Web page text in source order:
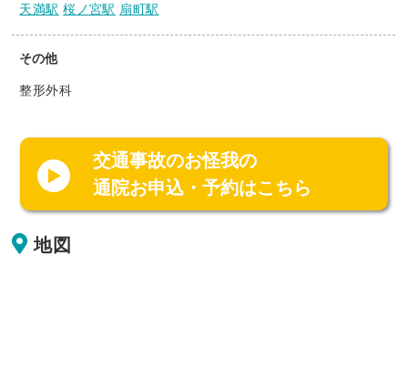
天満駅 桜ノ宮駅 扇町駅
その他
整形外科
交通事故のお怪我の
通院お申込・予約はこちら
地図